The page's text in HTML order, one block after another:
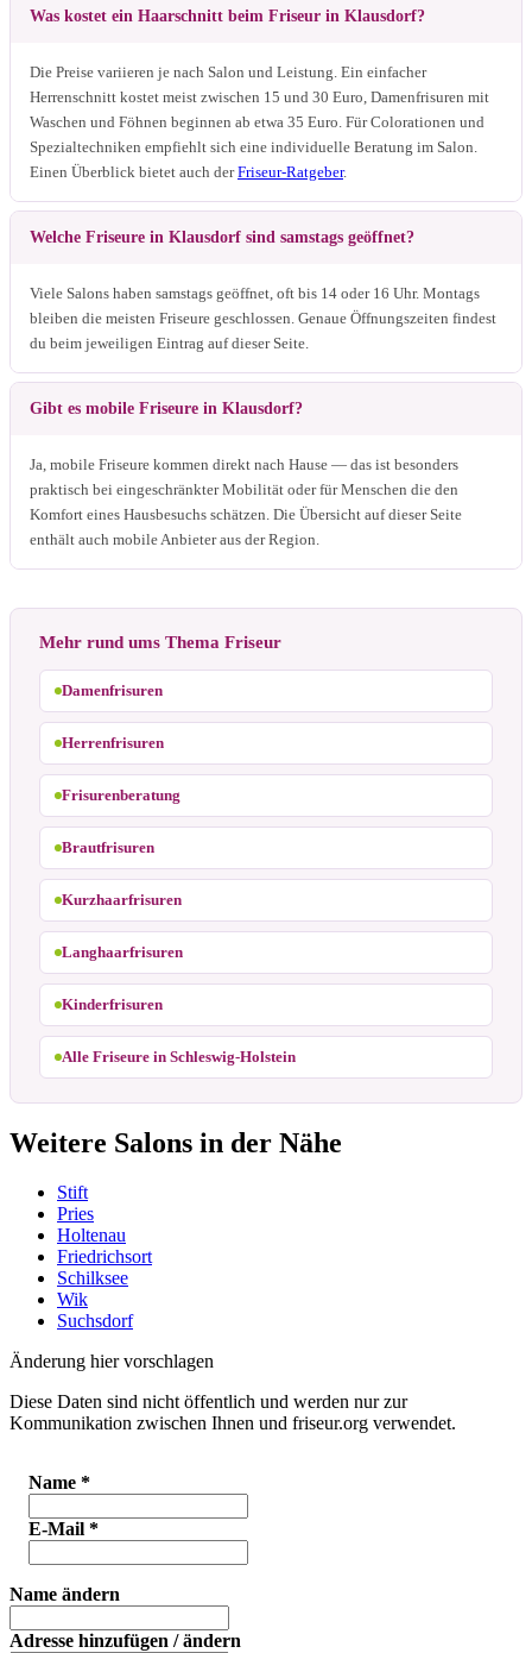
Was kostet ein Haarschnitt beim Friseur in Klausdorf?
Die Preise variieren je nach Salon und Leistung. Ein einfacher
Herrenschnitt kostet meist zwischen 15 und 30 Euro, Damenfrisuren mit
Waschen und Föhnen beginnen ab etwa 35 Euro. Für Colorationen und
Spezialtechniken empfiehlt sich eine individuelle Beratung im Salon.
Einen Überblick bietet auch derFriseur-Ratgeber.
Welche Friseure in Klausdorf sind samstags geöffnet?
Viele Salons haben samstags geöffnet, oft bis 14 oder 16 Uhr. Montags
bleiben die meisten Friseure geschlossen. Genaue Öffnungszeiten findest
du beim jeweiligen Eintrag auf dieser Seite.
Gibt es mobile Friseure in Klausdorf?
Ja, mobile Friseure kommen direkt nach Hause — das ist besonders
praktisch bei eingeschränkter Mobilität oder für Menschen die den
Komfort eines Hausbesuchs schätzen. Die Übersicht auf dieser Seite
enthält auch mobile Anbieter aus der Region.
Mehr rund ums Thema Friseur
Damenfrisuren
Herrenfrisuren
Frisurenberatung
Brautfrisuren
Kurzhaarfrisuren
Langhaarfrisuren
Kinderfrisuren
Alle Friseure in Schleswig-Holstein
Weitere Salons in der Nähe
Stift
Pries
Holtenau
Friedrichsort
Schilksee
Wik
Suchsdorf
Änderung hier vorschlagen
Diese Daten sind nicht öffentlich und werden nur zur
Kommunikation zwischen Ihnen und friseur.org verwendet.
Name *
E-Mail *
Name ändern
Adresse hinzufügen / ändern